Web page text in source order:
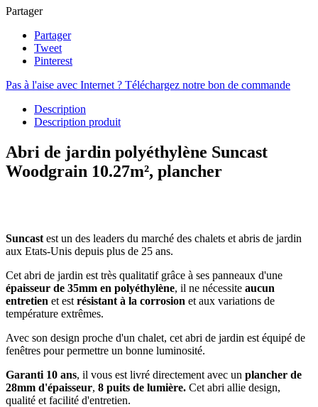
Partager
Partager
Tweet
Pinterest
Pas à l'aise avec Internet ? Téléchargez notre bon de commande
Description
Description produit
Abri de jardin polyéthylène Suncast
Woodgrain 10.27m², plancher
Suncast est un des leaders du marché des chalets et abris de jardin
aux Etats-Unis depuis plus de 25 ans.
Cet abri de jardin est très qualitatif grâce à ses panneaux d'une
épaisseur de 35mm en polyéthylène, il ne nécessite aucun
entretien et est résistant à la corrosion et aux variations de
température extrêmes.
Avec son design proche d'un chalet, cet abri de jardin est équipé de
fenêtres pour permettre un bonne luminosité.
Garanti 10 ans, il vous est livré directement avec un plancher de
28mm d'épaisseur, 8 puits de lumière. Cet abri allie design,
qualité et facilité d'entretien.